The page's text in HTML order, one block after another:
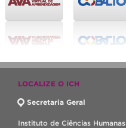
LOCALIZE O ICH
Secretaria Geral
Instituto de Ciências Humanas